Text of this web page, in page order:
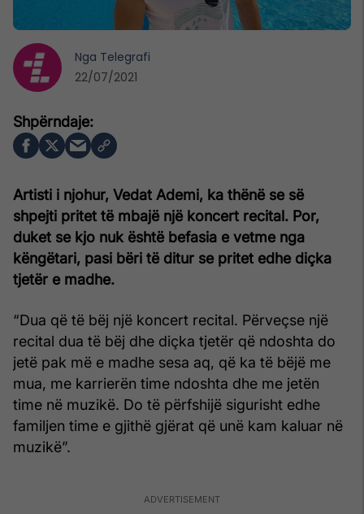
Artisti i njohur, Vedat Ademi, ka thënë se së
shpejti pritet të mbajë një koncert recital. Por,
duket se kjo nuk është befasia e vetme nga
këngëtari, pasi bëri të ditur se pritet edhe diçka
tjetër e madhe.
“Dua që të bëj një koncert recital. Përveçse një
recital dua të bëj dhe diçka tjetër që ndoshta do
jetë pak më e madhe sesa aq, që ka të bëjë me
mua, me karrierën time ndoshta dhe me jetën
time në muzikë. Do të përfshijë sigurisht edhe
familjen time e gjithë gjërat që unë kam kaluar në
muzikë”.
Nga Telegrafi
22/07/2021